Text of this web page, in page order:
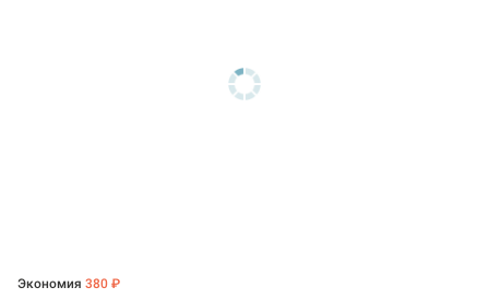
Экономия 380 ₽